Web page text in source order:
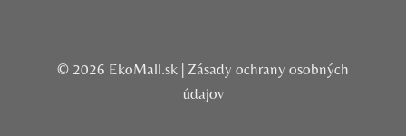
© 2026 EkoMall.sk | Zásady ochrany osobných
údajov